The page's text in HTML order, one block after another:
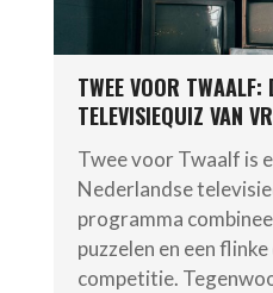
TWEE VOOR TWAALF:
TELEVISIEQUIZ VAN
Twee voor Twaalf is
Nederlandse
programma
puzzelen en een
competitie.